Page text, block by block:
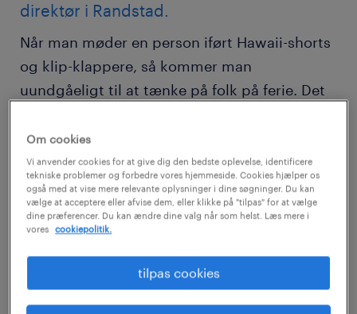
direktør i Randstad.
Når man møder en person iført Hawaii-shorts
og klip-klappere, så kommer man
uundgåeligt til at tænke på folk på ferie. Det
man forventer at møde en person, der har
stillet de vigtigste beslutninger på standby
og lever efter devisen – ”hvad vi ikke når i
dag, det når vi nok i morgen.”
Og det kan være sjovt nok, men spørg dig
selv om det er sådan en person, du gerne vil
indlede et professionelt samarbejde med og
Om cookies
Vi anvender cookies for at give dig den bedste oplevelse, identificere
tekniske problemer og forbedre vores hjemmeside. Cookies hjælper os
også med at vise mere relevante oplysninger i dine søgninger. Du kan
vælge at acceptere eller afvise dem, eller klikke på "tilpas" for at vælge
dine præferencer. Du kan ændre dine valg når som helst. Læs mere i
vores
cookiepolitik.
tilpas cookies